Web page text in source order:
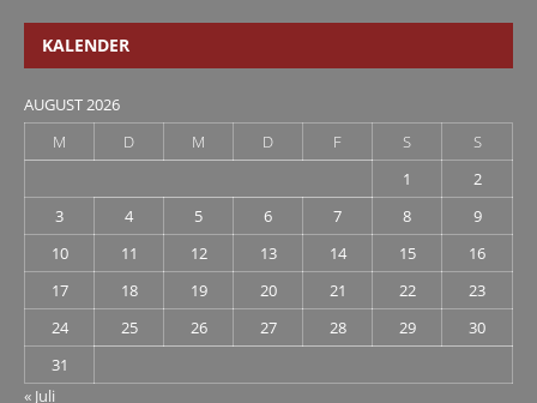
KALENDER
AUGUST 2026
M
D M D F S
S
1
2
3
4 5 6 7 8
9
10
11 12 13 14 15
16
17
18 19 20 21 22
23
24
25 26 27 28 29
30
31
« Juli